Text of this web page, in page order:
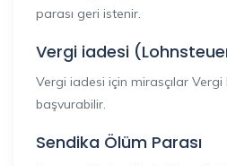
parası geri istenir.
Vergi iadesi
Vergi iadesi için mirasçılar
başvurabilir.
Sendika Ölüm Parası